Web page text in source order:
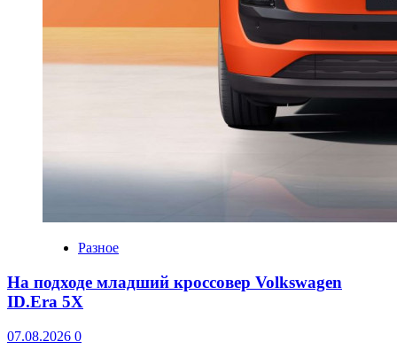
Разное
На подходе младший кроссовер Volkswagen
ID.Era 5X
07.08.2026 0